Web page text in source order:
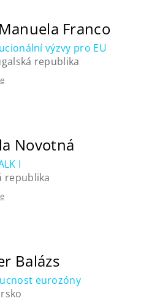
Manuela Franco
výzvy pro EU
republika
Novotná
I
republika
Balázs
eurozóny